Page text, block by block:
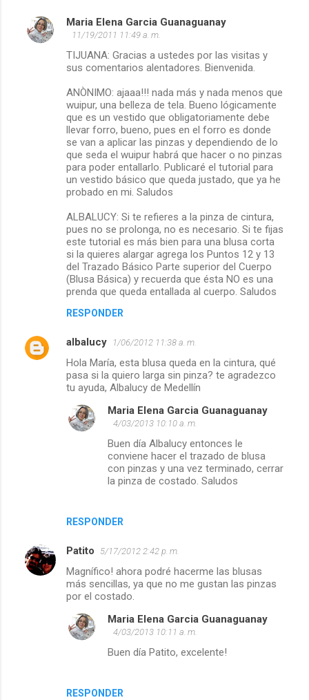
Maria Elena Garcia Guanaguanay
11/19/2011 11:49 a. m.
TIJUANA: Gracias a ustedes por las visitas y
sus comentarios alentadores. Bienvenida.
ANÒNIMO: ajaaa!!! nada más y nada menos que
wuipur, una belleza de tela. Bueno lógicamente
que es un vestido que obligatoriamente debe
llevar forro, bueno, pues en el forro es donde
se van a aplicar las pinzas y dependiendo de lo
que seda el wuipur habrá que hacer o no pinzas
para poder entallarlo. Publicaré el tutorial para
un vestido básico que queda justado, que ya he
probado en mi. Saludos
ALBALUCY: Si te refieres a la pinza de cintura,
pues no se prolonga, no es necesario. Si te fijas
este tutorial es más bien para una blusa corta
si la quieres alargar agrega los Puntos 12 y 13
del Trazado Básico Parte superior del Cuerpo
(Blusa Básica) y recuerda que ésta NO es una
prenda que queda entallada al cuerpo. Saludos
RESPONDER
albalucy 1/06/2012 11:38 a. m.
Hola María, esta blusa queda en la cintura, qué
pasa si la quiero larga sin pinza? te agradezco
tu ayuda, Albalucy de Medellín
RESPONDER
Maria Elena Garcia Guanaguanay
4/03/2013 10:10 a. m.
Buen día Albalucy entonces le
conviene hacer el trazado de blusa
con pinzas y una vez terminado, cerrar
la pinza de costado. Saludos
Patito 5/17/2012 2:42 p. m.
Magnífico! ahora podré hacerme las blusas
más sencillas, ya que no me gustan las pinzas
por el costado.
RESPONDER
Maria Elena Garcia Guanaguanay
4/03/2013 10:11 a. m.
Buen día Patito, excelente!